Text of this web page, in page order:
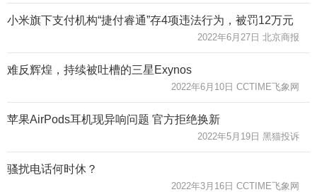
小米旗下支付机构“捷付睿通”存4项违法行为，被罚12万元
2022年6月27日 北京商报
难反辉煌，持续被吐槽的三星Exynos
2022年6月10日 CCTIME飞象网
苹果AirPods耳机现异响问题 官方拒绝换新
2022年5月19日 黑猫投诉
骚扰电话何时休？
2022年3月16日 CCTIME飞象网